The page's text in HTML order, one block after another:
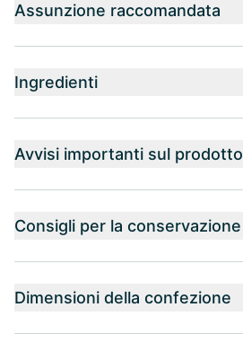
Assunzione raccomandata
Ingredienti
Avvisi importanti sul prodotto
Consigli per la conservazione
Dimensioni della confezione